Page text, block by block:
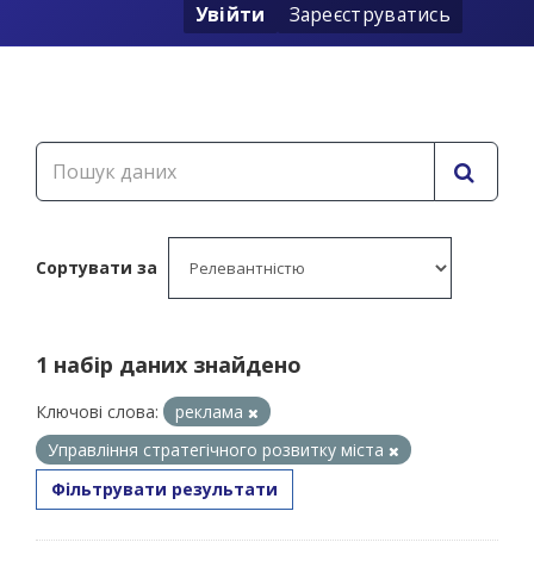
Увійти Зареєструватись
Сортувати за
1 набір даних знайдено
Ключові слова:
реклама
Управління стратегічного розвитку міста
Фільтрувати результати